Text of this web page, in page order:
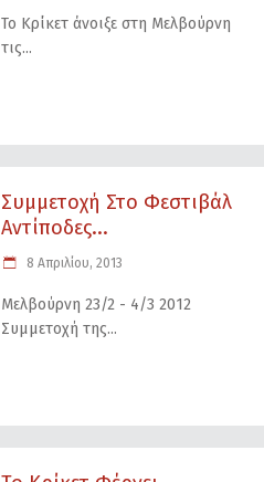
Το Κρίκετ άνοιξε στη Μελβούρνη
τις
Συμμετοχή Στο Φεστιβάλ
Αντίποδες...
8 Απριλίου, 2013
Μελβούρνη 23/2 - 4/3 2012
Συμμετοχή της